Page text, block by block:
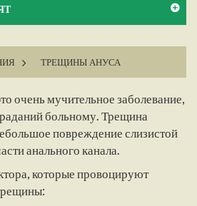
> ТРЕЩИНЫ АНУСА
очень мучительное заболевание,
больному. Трещина
повреждение слизистой
анального канала.
которые провоцируют